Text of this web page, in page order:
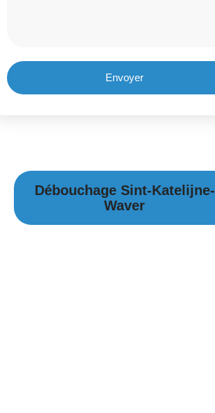
Envoyer
Débouchage Sint-Katelijne-
Waver